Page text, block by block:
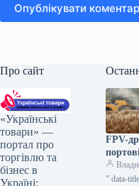
Опублікувати коментар
Про сайт
«Українські
товари» —
портал про
торгівлю та
бізнес в
Україні:
FPV-
” data-